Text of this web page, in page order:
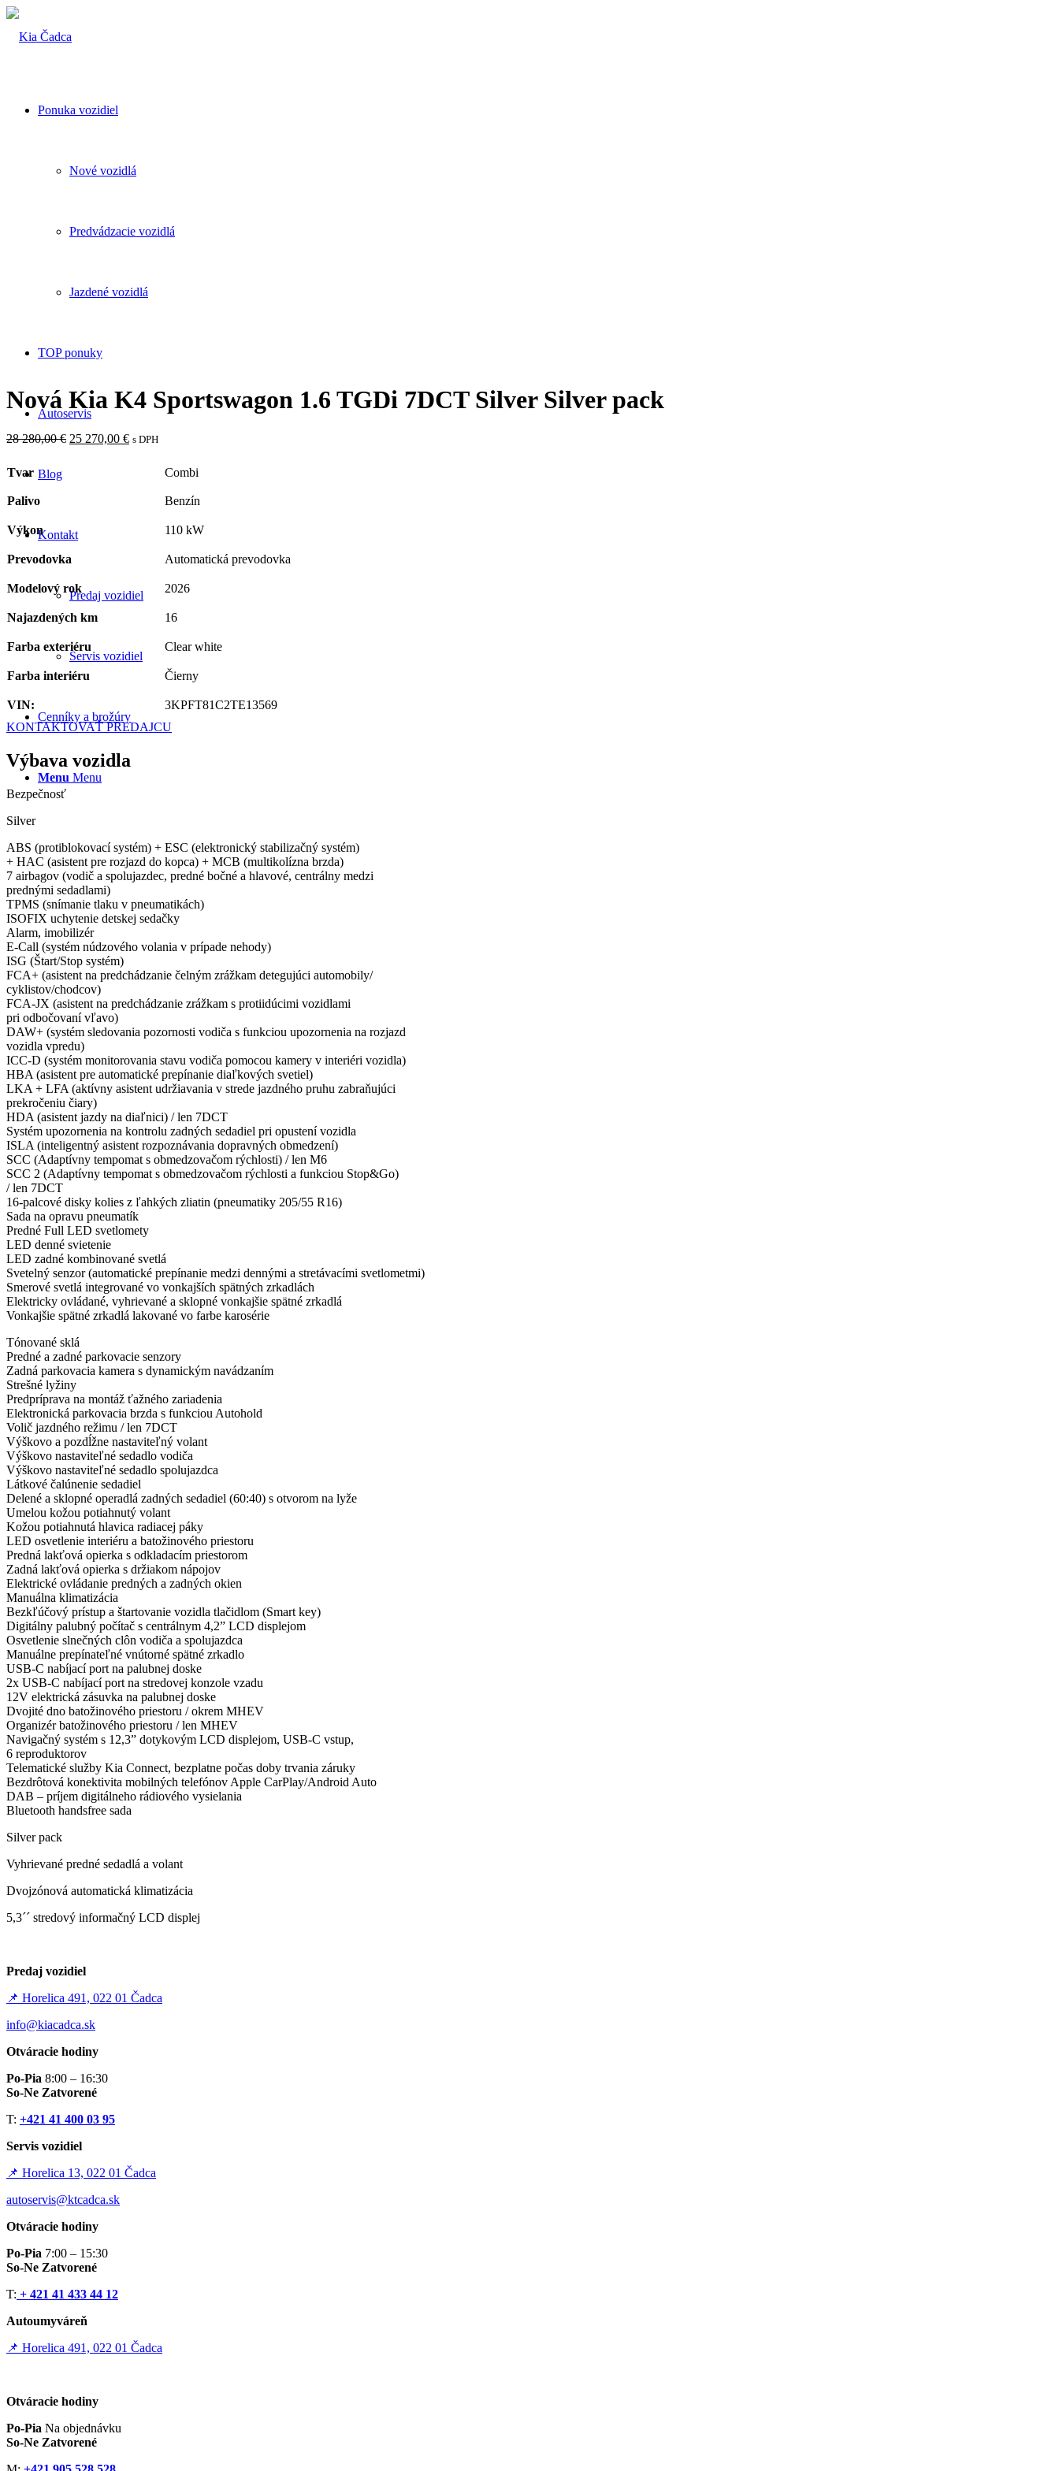
Ponuka vozidiel
Nové vozidlá
Predvádzacie vozidlá
Jazdené vozidlá
TOP ponuky
Autoservis
Blog
Kontakt
Predaj vozidiel
Servis vozidiel
Cenníky a brožúry
Menu Menu
Nová Kia K4 Sportswagon 1.6 TGDi 7DCT Silver Silver pack
28 280,00€ Pôvodná
25 270,00 €Aktuálna
270,00 €.
s DPH
Tvar Combi
Palivo Benzín
Výkon 110 kW
Prevodovka Automatická prevodovka
Modelový rok 2026
Najazdených km 16
Farba exteriéru Clear white
Farba interiéru Čierny
VIN:
3KPFT81C2TE13569
KONTAKTOVAŤ PREDAJCU
Výbava vozidla
Bezpečnosť
Silver
ABS (protiblokovací systém) + ESC (elektronický stabilizačný systém)
+ HAC (asistent pre rozjazd do kopca) + MCB (multikolízna brzda)
7 airbagov (vodič a spolujazdec, predné bočné a hlavové, centrálny medzi
prednými sedadlami)
TPMS (snímanie tlaku v pneumatikách)
ISOFIX uchytenie detskej sedačky
Alarm, imobilizér
E-Call (systém núdzového volania v prípade nehody)
ISG (Štart/Stop systém)
FCA+ (asistent na predchádzanie čelným zrážkam detegujúci automobily/
cyklistov/chodcov)
FCA-JX (asistent na predchádzanie zrážkam s protiidúcimi vozidlami
pri odbočovaní vľavo)
DAW+ (systém sledovania pozornosti vodiča s funkciou upozornenia na rozjazd
vozidla vpredu)
ICC-D (systém monitorovania stavu vodiča pomocou kamery v interiéri vozidla)
HBA (asistent pre automatické prepínanie diaľkových svetiel)
LKA + LFA (aktívny asistent udržiavania v strede jazdného pruhu zabraňujúci
prekročeniu čiary)
HDA (asistent jazdy na diaľnici) / len 7DCT
Systém upozornenia na kontrolu zadných sedadiel pri opustení vozidla
ISLA (inteligentný asistent rozpoznávania dopravných obmedzení)
SCC (Adaptívny tempomat s obmedzovačom rýchlosti) / len M6
SCC 2 (Adaptívny tempomat s obmedzovačom rýchlosti a funkciou Stop&Go)
/ len 7DCT
16-palcové disky kolies z ľahkých zliatin (pneumatiky 205/55 R16)
Sada na opravu pneumatík
Predné Full LED svetlomety
LED denné svietenie
LED zadné kombinované svetlá
Svetelný senzor (automatické prepínanie medzi dennými a stretávacími svetlometmi)
Smerové svetlá integrované vo vonkajších spätných zrkadlách
Elektricky ovládané, vyhrievané a sklopné vonkajšie spätné zrkadlá
Vonkajšie spätné zrkadlá lakované vo farbe karosérie
Tónované sklá
Predné a zadné parkovacie senzory
Zadná parkovacia kamera s dynamickým navádzaním
Strešné lyžiny
Predpríprava na montáž ťažného zariadenia
Elektronická parkovacia brzda s funkciou Autohold
Volič jazdného režimu / len 7DCT
Výškovo a pozdĺžne nastaviteľný volant
Výškovo nastaviteľné sedadlo vodiča
Výškovo nastaviteľné sedadlo spolujazdca
Látkové čalúnenie sedadiel
Delené a sklopné operadlá zadných sedadiel (60:40) s otvorom na lyže
Umelou kožou potiahnutý volant
Kožou potiahnutá hlavica radiacej páky
LED osvetlenie interiéru a batožinového priestoru
Predná lakťová opierka s odkladacím priestorom
Zadná lakťová opierka s držiakom nápojov
Elektrické ovládanie predných a zadných okien
Manuálna klimatizácia
Bezkľúčový prístup a štartovanie vozidla tlačidlom (Smart key)
Digitálny palubný počítač s centrálnym 4,2” LCD displejom
Osvetlenie slnečných clôn vodiča a spolujazdca
Manuálne prepínateľné vnútorné spätné zrkadlo
USB-C nabíjací port na palubnej doske
2x USB-C nabíjací port na stredovej konzole vzadu
12V elektrická zásuvka na palubnej doske
Dvojité dno batožinového priestoru / okrem MHEV
Organizér batožinového priestoru / len MHEV
Navigačný systém s 12,3” dotykovým LCD displejom, USB-C vstup,
6 reproduktorov
Telematické služby Kia Connect, bezplatne počas doby trvania záruky
Bezdrôtová konektivita mobilných telefónov Apple CarPlay/Android Auto
DAB – príjem digitálneho rádiového vysielania
Bluetooth handsfree sada
Silver pack
Vyhrievané predné sedadlá a volant
Dvojzónová automatická klimatizácia
5,3´´ stredový informačný LCD displej
Predaj vozidiel
📌 Horelica 491, 022 01 Čadca
info@kiacadca.sk
Otváracie hodiny
Po-Pia 8:00 – 16:30
So-Ne Zatvorené
T: +421 41 400 03 95
Servis vozidiel
📌 Horelica 13, 022 01 Čadca
autoservis@ktcadca.sk
Otváracie hodiny
Po-Pia 7:00 – 15:30
So-Ne Zatvorené
T: + 421 41 433 44 12
Autoumyváreň
📌 Horelica 491, 022 01 Čadca
Otváracie hodiny
Po-Pia Na objednávku
So-Ne Zatvorené